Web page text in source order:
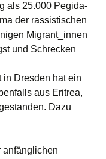
als 25.000 Pegida-
der rassistischen
Migrant_innen
und Schrecken
in Dresden hat ein
aus Eritrea,
Dazu
anfänglichen